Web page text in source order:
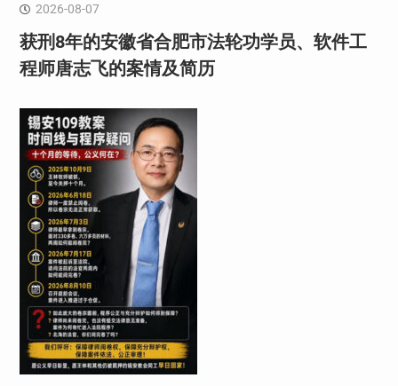
2026-08-07
获刑8年的安徽省合肥市法轮功学员、软件工
程师唐志飞的案情及简历